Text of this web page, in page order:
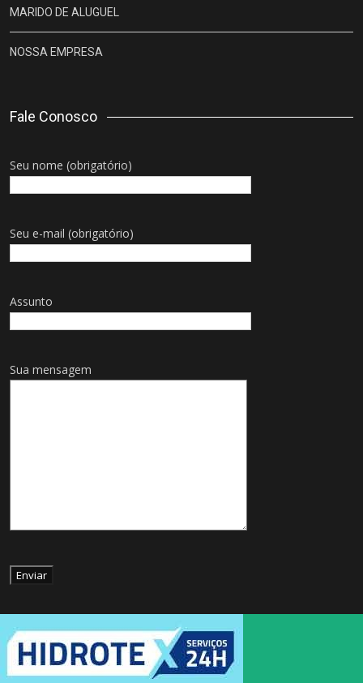
MARIDO DE ALUGUEL
NOSSA EMPRESA
Fale Conosco
Seu nome (obrigatório)
Seu e-mail (obrigatório)
Assunto
Sua mensagem